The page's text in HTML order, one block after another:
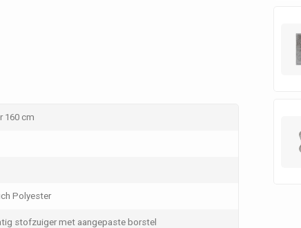
160 cm
Polyester
stofzuiger met aangepaste borstel